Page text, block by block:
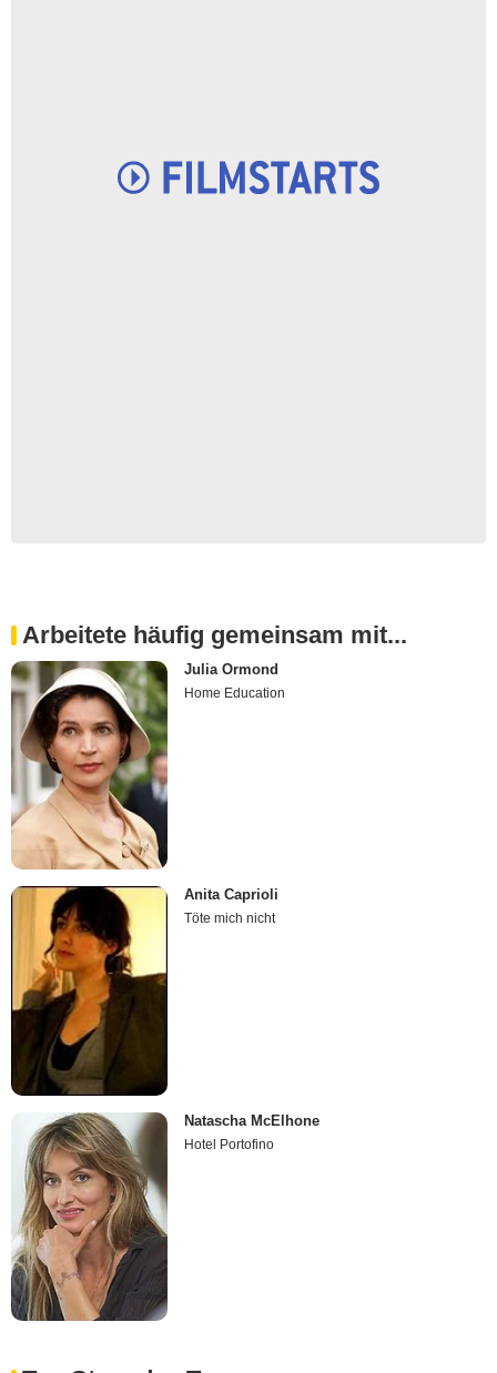
Arbeitete häufig gemeinsam mit...
Julia Ormond
Home Education
Anita Caprioli
Töte mich nicht
Natascha McElhone
Hotel Portofino